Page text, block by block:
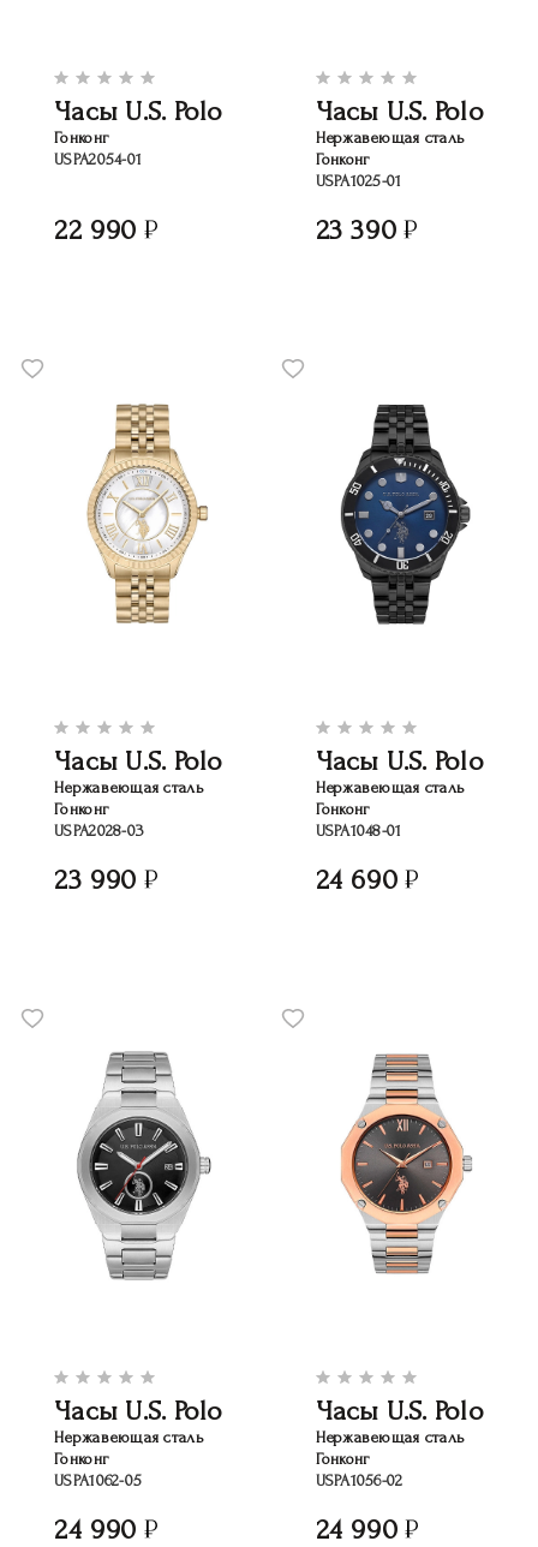
Часы U.S. Polo
Гонконг
USPA2054-01
22 990
Часы U.S. Polo
Нержавеющая сталь
Гонконг
USPA1025-01
23 390
Часы U.S. Polo
Нержавеющая сталь
Гонконг
USPA2028-03
23 990
Часы U.S. Polo
Нержавеющая сталь
Гонконг
USPA1048-01
24 690
Часы U.S. Polo
Нержавеющая сталь
Гонконг
USPA1062-05
24 990
Часы U.S. Polo
Нержавеющая сталь
Гонконг
USPA1056-02
24 990